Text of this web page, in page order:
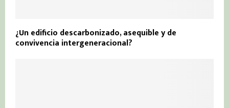
¿Un edificio descarbonizado, asequible y de
convivencia intergeneracional?